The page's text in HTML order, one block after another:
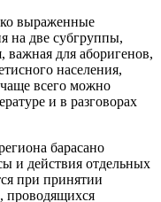
выраженные
на две субгруппы,
важная для аборигенов,
населения,
всего можно
и в разговорах
барасано
и действия отдельных
при принятии
проводящихся